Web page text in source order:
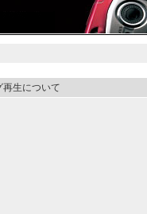
再生について